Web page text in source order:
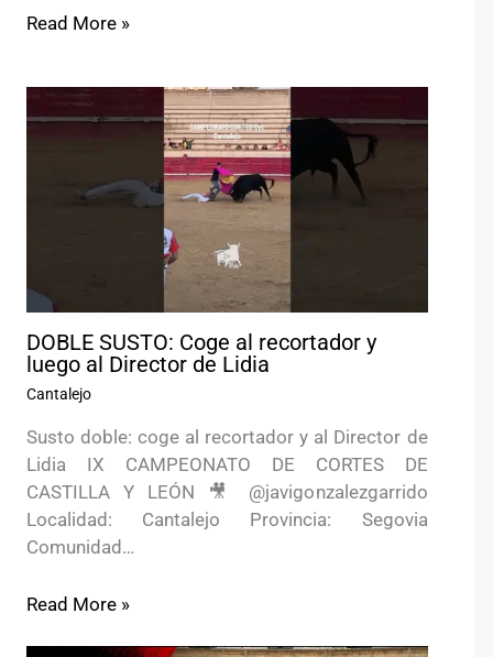
Read More »
DOBLE SUSTO: Coge al recortador y
luego al Director de Lidia
Cantalejo
Susto doble: coge al recortador y al Director de
Lidia IX CAMPEONATO DE CORTES DE
CASTILLA Y LEÓN 🎥 @javigonzalezgarrido
Localidad: Cantalejo Provincia: Segovia
Comunidad…
Read More »